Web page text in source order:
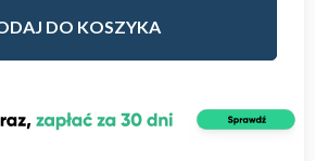
DO KOSZYKA